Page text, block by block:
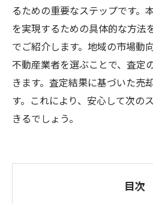
るための重要なステップです。
を実現するための具体的な方法
でご紹介します。地域の市場動
不動産業者を選ぶことで、査定
きます。査定結果に基づいた売
す。これにより、安心して次の
きるでしょう。
目次